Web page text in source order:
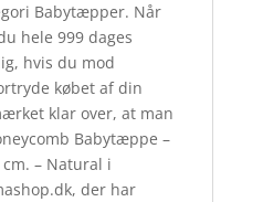
Babytæpper. Når
hele 999 dages
hvis du mod
købet af din
klar over, at man
Babytæppe –
– Natural i
der har